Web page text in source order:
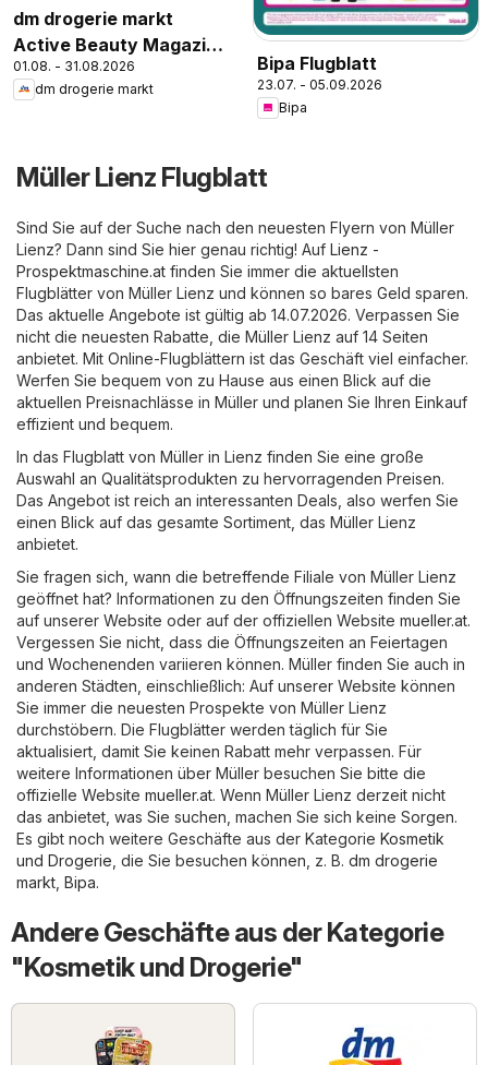
dm drogerie markt
Active Beauty Magazin
07,08/2026
01.08. - 31.08.2026
dm drogerie markt
Bipa Flugblatt
23.07. - 05.09.2026
Bipa
Müller Lienz Flugblatt
Sind Sie auf der Suche nach den neuesten Flyern von Müller
Lienz? Dann sind Sie hier genau richtig! Auf Lienz -
Prospektmaschine.at finden Sie immer die aktuellsten
Flugblätter von Müller Lienz und können so bares Geld sparen.
Das aktuelle Angebote ist gültig ab 14.07.2026. Verpassen Sie
nicht die neuesten Rabatte, die Müller Lienz auf 14 Seiten
anbietet. Mit Online-Flugblättern ist das Geschäft viel einfacher.
Werfen Sie bequem von zu Hause aus einen Blick auf die
aktuellen Preisnachlässe in Müller und planen Sie Ihren Einkauf
effizient und bequem.
In das Flugblatt von Müller in Lienz finden Sie eine große
Auswahl an Qualitätsprodukten zu hervorragenden Preisen.
Das Angebot ist reich an interessanten Deals, also werfen Sie
einen Blick auf das gesamte Sortiment, das Müller Lienz
anbietet.
Sie fragen sich, wann die betreffende Filiale von Müller Lienz
geöffnet hat? Informationen zu den Öffnungszeiten finden Sie
auf unserer Website oder auf der offiziellen Website mueller.at.
Vergessen Sie nicht, dass die Öffnungszeiten an Feiertagen
und Wochenenden variieren können. Müller finden Sie auch in
anderen Städten, einschließlich: Auf unserer Website können
Sie immer die neuesten Prospekte von Müller Lienz
durchstöbern. Die Flugblätter werden täglich für Sie
aktualisiert, damit Sie keinen Rabatt mehr verpassen. Für
weitere Informationen über Müller besuchen Sie bitte die
offizielle Website mueller.at. Wenn Müller Lienz derzeit nicht
das anbietet, was Sie suchen, machen Sie sich keine Sorgen.
Es gibt noch weitere Geschäfte aus der Kategorie Kosmetik
und Drogerie , die Sie besuchen können, z. B. dm drogerie
markt Bipa.
Andere Geschäfte aus der Kategorie
"Kosmetik und Drogerie"